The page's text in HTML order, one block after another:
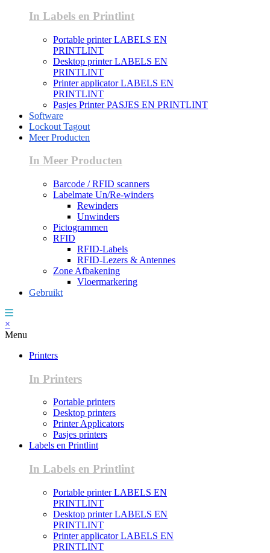
In Labels en Printlint
Portable printer LABELS EN
PRINTLINT
Desktop printer LABELS EN
PRINTLINT
Printer applicator LABELS EN
PRINTLINT
Pasjes Printer PASJES EN PRINTLINT
Software
Lockout Tagout
Meer Producten
In Meer Producten
Barcode / RFID scanners
Labelmate Un/Re-winders
Rewinders
Unwinders
Pictogrammen
RFID
RFID-Labels
RFID-Lezers & Antennes
Zone Afbakening
Vloermarkering
Gebruikt
×
Menu
Printers
In Printers
Portable printers
Desktop printers
Printer Applicators
Pasjes printers
Labels en Printlint
In Labels en Printlint
Portable printer LABELS EN
PRINTLINT
Desktop printer LABELS EN
PRINTLINT
Printer applicator LABELS EN
PRINTLINT